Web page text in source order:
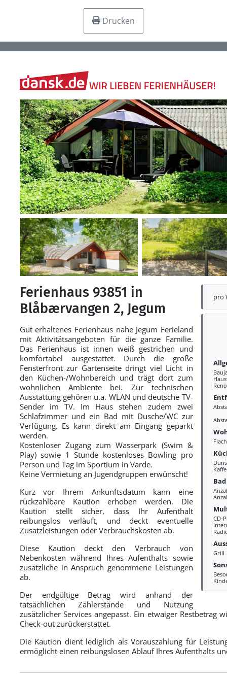
Drucken
pro
Bad
CD-
Grill
Ferienhaus 93851 in
Blåbærvangen 2, Jegum
Gut erhaltenes Ferienhaus nahe Jegum Ferieland
mit Aktivitätsangeboten für die ganze Familie.
Das Ferienhaus ist innen weiß gestrichen und
komfortabel ausgestattet. Durch die große
Fensterfront zur Gartenseite dringt viel Licht in
den Küchen-/Wohnbereich und trägt dort zum
wohnlichen Ambiente bei. Zur technischen
Ausstattung gehören u.a. WLAN und deutsche TV-
Sender im TV. Im Haus stehen zudem zwei
Schlafzimmer und ein Bad mit Dusche/WC zur
Verfügung. Es kann direkt am Eingang geparkt
werden.
Kostenloser Zugang zum Wasserpark (Swim &
Play) sowie 1 Stunde kostenloses Bowling pro
Person und Tag im Sportium in Varde.
Keine Vermietung an Jugendgruppen erwünscht!
Kurz vor Ihrem Ankunftsdatum kann eine
rückzahlbare Kaution erhoben werden. Die
Kaution stellt sicher, dass Ihr Aufenthalt
reibungslos verläuft, und deckt eventuelle
Zusatzleistungen oder Verbrauchskosten ab.
Diese Kaution deckt den Verbrauch von
Nebenkosten während Ihres Aufenthalts sowie
zusätzliche in Anspruch genommene Leistungen
ab.
Der endgültige Betrag wird anhand der
tatsächlichen Zählerstände und Nutzung
zusätzlicher Services angepasst. Ein etwaiger
Check-out zurückerstattet.
Die Kaution dient lediglich als Vorauszahlung für
ermöglicht einen reibungslosen Ablauf Ihres Aufenthalts